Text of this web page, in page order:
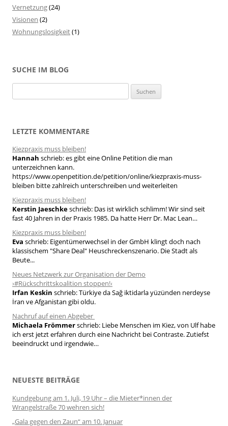
Vernetzung(24)
Visionen (2)
Wohnungslosigkeit(1)
SUCHE IM BLOG
u
n
n
a
c
h
:
LETZTE KOMMENTARE
Kiezpraxis muss bleiben!
Hannah schrieb:es gibt eine Online Petition die man
unterzeichnen kann.
https://www.openpetition.de/petition/online/kiezpraxis-muss-
bleiben bitte zahlreich unterschreiben und weiterleiten
Kiezpraxis muss bleiben!
Kerstin Jaeschkeschrieb: Das ist wirklich schlimm! Wir sind seit
fast 40 Jahren in der Praxis 1985. Da hatte Herr Dr. Mac Lean…
Kiezpraxis muss bleiben!
Eva schrieb: Eigentümerwechsel in der GmbH klingt doch nach
klassischem "Share Deal" Heuschreckenszenario. Die Stadt als
Beute...
Neues Netzwerk zur Organisation der Demo
›#Rückschrittskoalition stoppen!‹
Irfan Keskin schrieb:Türkiye da Sağ iktidarla yüzünden nerdeyse
İran ve Afganistan gibi oldu.
Nachruf auf einen Abgeber
Michaela Frömmerschrieb: Liebe Menschen im Kiez, von Ulf habe
ich erst jetzt erfahren durch eine Nachricht bei Contraste. Zutiefst
beeindruckt und irgendwie…
NEUESTE BEITRÄGE
Kundgebung am 1. Juli, 19 Uhr – die Mieter*innen der
Wrangelstraße 70 wehren sich!
„Gala gegen den Zaun“ am 10. Januar